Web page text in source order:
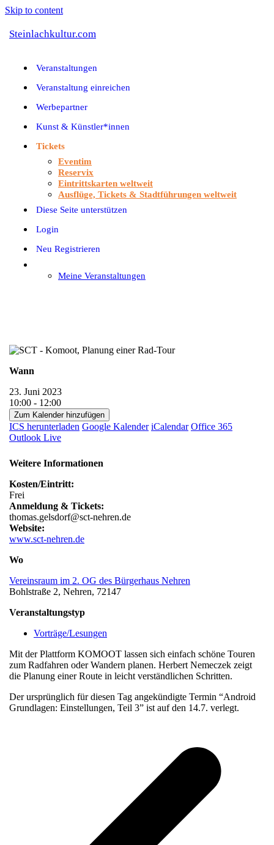
Skip to content
Steinlachkultur.com
Veranstaltungen
Veranstaltung einreichen
Werbepartner
Kunst & Künstler*innen
Tickets
Eventim
Reservix
Eintrittskarten weltweit
Ausflüge, Tickets & Stadtführungen weltweit
Diese Seite unterstützen
Login
Neu Registrieren
Meine Veranstaltungen
Wann
23. Juni 2023
10:00 - 12:00
Zum Kalender hinzufügen
ICS herunterladen Google Kalender iCalendar Office 365
Outlook Live
Weitere Informationen
Kosten/Eintritt:
Frei
Anmeldung & Tickets:
thomas.gelsdorf@sct-nehren.de
Website:
www.sct-nehren.de
Wo
Vereinsraum im 2. OG des Bürgerhaus Nehren
Bohlstraße 2, Nehren, 72147
Veranstaltungstyp
Vorträge/Lesungen
Mit der Plattform KOMOOT lassen sich einfach schöne Touren
zum Radfahren oder Wandern planen. Herbert Nemeczek zeigt
die Planung einer Route in leicht verständlichen Schritten.
Der ursprünglich für diesen Tag angekündigte Termin “Android
Grundlagen: Einstellungen, Teil 3” ist auf den 14.7. verlegt.